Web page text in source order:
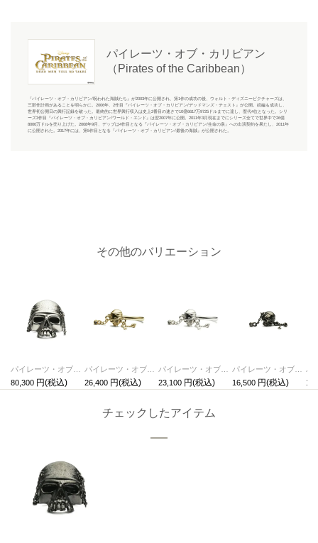
パイレーツ・オブ・カリビアン
（Pirates of the Caribbean）
『パイレーツ・オブ・カリビアン/呪われた海賊たち』が2003年に公開され、第1作の成功の後、ウォルト・ディズニーピクチャーズは、
三部作計画があることを明らかに。2006年、2作目『パイレーツ・オブ・カリビアン/デッドマンズ・チェスト』が公開。続編も成功し、
世界初公開日の興行記録を破った。最終的に世界興行収入は史上2番目の速さで10億6617万9725ドルまでに達し、歴代4位となった。シリ
ーズ3作目『パイレーツ・オブ・カリビアン/ワールド・エンド』は翌2007年に公開。2011年3月現在までにシリーズ全てで世界中で26億
8000万ドルを売り上げた。2008年9月、デップは4作目となる『パイレーツ・オブ・カリビアン/生命の泉』への出演契約を果たし、2011年
に公開された。2017年には、第5作目となる『パイレーツ・オブ・カリビアン/最後の海賊』が公開された。
その他のバリエーション
パイレーツ・オブ・カリビアン/ワールド・エンドスカルリングM-シルバー/指輪
80,300
パイレーツ・オブ・カリビアン/ワールド・エンドスカルリングS-ゴールド/指輪
26,400
パイレーツ・オブ・カリビアン/ワールド・エンドスカルリングS-シルバー/指輪
23,100
パイレーツ・オブ・カリビアン/ワールド・エンドスカルピアス-ブラック/片耳
16,500
チェックしたアイテム